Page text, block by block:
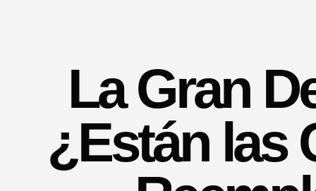
La Gran
¿Están las